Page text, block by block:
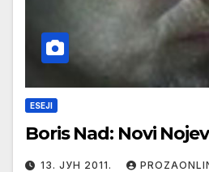
ESEJI
Boris Nad: Novi
13. ЈУН 2011.